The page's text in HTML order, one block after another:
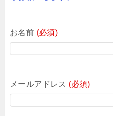
お名前 (必須)
メールアドレス (必須)